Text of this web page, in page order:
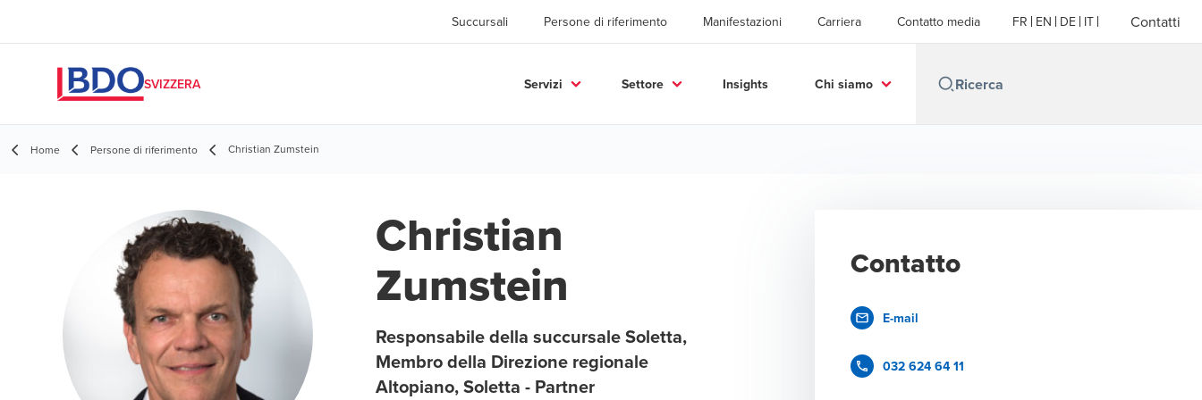
Succursali Persone di riferimento Manifestazioni Carriera Contatto media FR EN DE IT Contatti
SVIZZERA Servizi Settore Insights Chi siamo
Home Persone di riferimento Christian Zumstein
Christian
Zumstein
Responsabile della succursale Soletta,
Membro della Direzione regionale
Altopiano, Soletta - Partner
Contatto
E-mail
032 624 64 11